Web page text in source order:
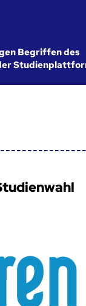
Begriffen des